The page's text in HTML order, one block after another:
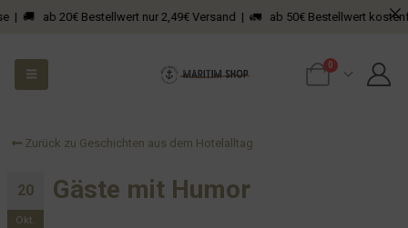
ab 20€ Bestellwert nur 2,49€ Versand | 🚛 ab 50€ Bestellwert
0
Zurück zu Geschichten aus dem Hotelalltag
20
Okt.
Gäste mit Humor
Nein. Wir möchten nicht! Wir brauchen keine Unterstützung bei der
Harald Schmidt wünscht gute Nacht
Willkommen am Sankelmarker See – Dein Hotel inmitten einer
Fundstück der besonderen Art – oder: Manche Dinge will man
Unser Vertrag bei Octopusenergy
Obdachlose Überraschung am frühen Morgen im Bistro